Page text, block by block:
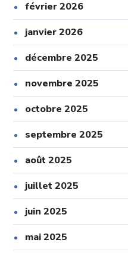
février 2026
janvier 2026
décembre 2025
novembre 2025
octobre 2025
septembre 2025
août 2025
juillet 2025
juin 2025
mai 2025